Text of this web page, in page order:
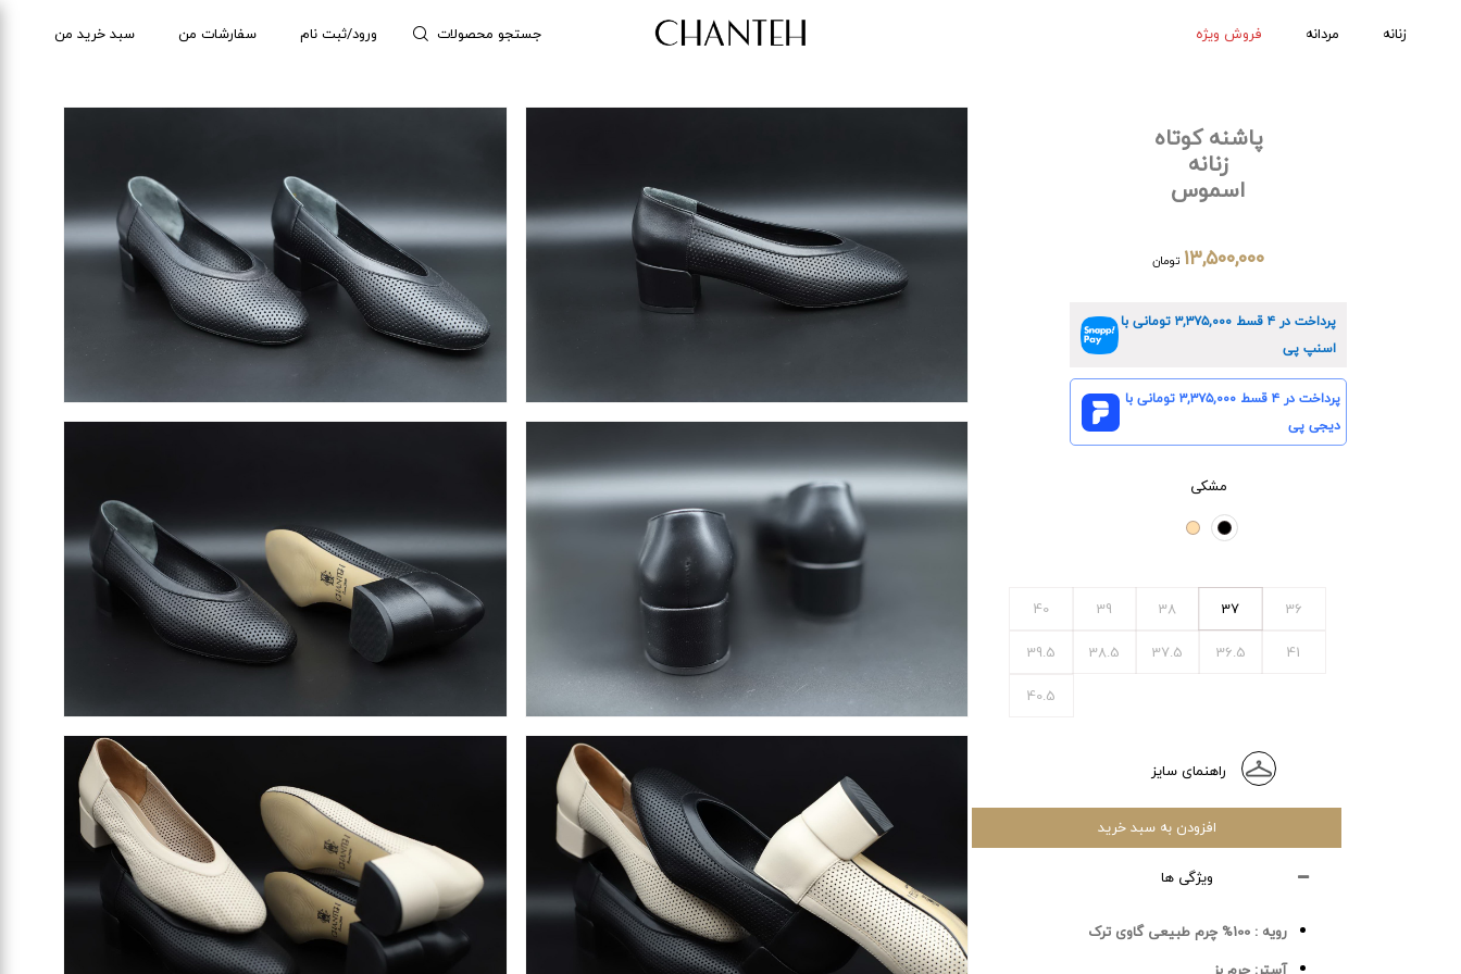
زنانه مردانه فروش ویژه سبد خرید من سفارشات من ورود/ثبت نام جستجو محصولات
پاشنه کوتاه
زنانه
اسموس
۱۳,۵۰۰,۰۰۰ تومان
پرداخت در ۴ قسط ۳,۳۷۵,۰۰۰تومانی با
اسنپ پی
پرداخت در ۴ قسط ۳,۳۷۵,۰۰۰تومانی با
دیجی پی
مشکی
36
37
38
39
40
41
36.5
37.5
38.5
39.5
40.5
راهنمای سایز
افزودن به سبد خرید
ویژگی ها
رویه : 100% چرم طبیعی گاوی ترک